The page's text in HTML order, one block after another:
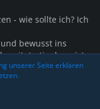
- wie sollte ich? Ich
bewusst ins
- tja dann ist
verstehe
bevor ich da jetzt
unserer Seite erklären